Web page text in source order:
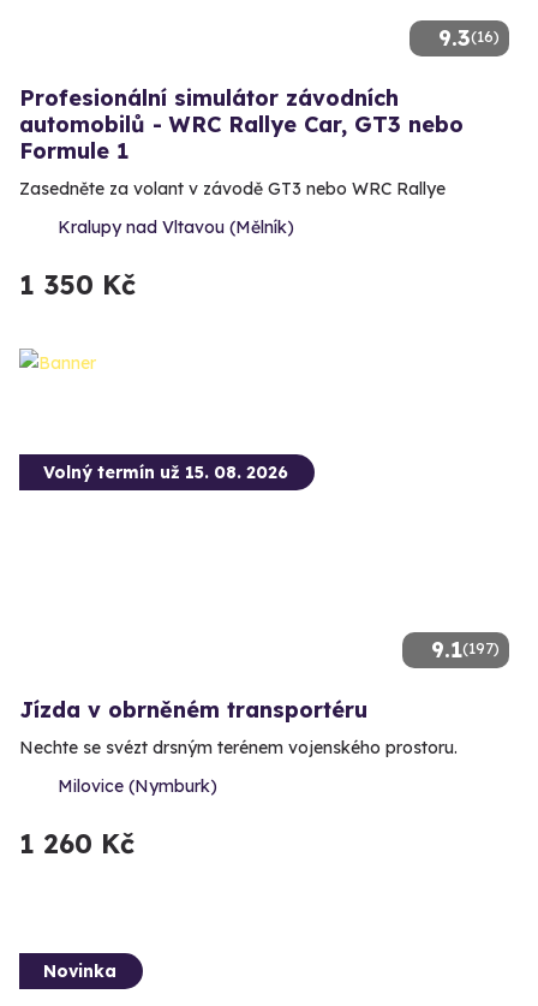
9.3(16)
Profesionální simulátor závodních
automobilů - WRC Rallye Car, GT3 nebo
Formule 1
Zasedněte za volant v závodě GT3 nebo WRC Rallye
Kralupy nad Vltavou (Mělník)
1 350 Kč
9.1(197)
Volný termín už 15. 08. 2026
Jízda v obrněném transportéru
Nechte se svézt drsným terénem vojenského prostoru.
Milovice (Nymburk)
1 260 Kč
Novinka